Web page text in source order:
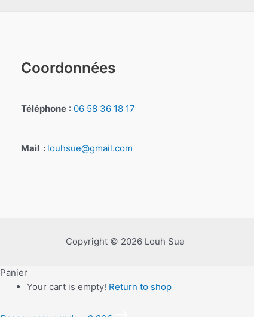
Coordonnées
Téléphone : 06 58 36 18 17
Mail : louhsue@gmail.com
Copyright © 2026 Louh Sue
Panier
Your cart is empty! Return to shop